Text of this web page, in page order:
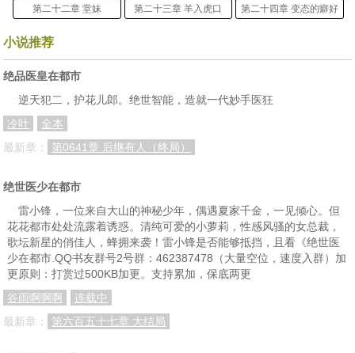
第二十二章 堂妹 第二十三章 羊入虎口 第二十四章 变态的癖好
第三十一章 女飞贼 第三十二章 惹祸精 第三十三章 想跑？
第三十七章 为期三个月 第三十八章 被迫上岗
第四十章 “龙液”
第四十三章 返老还童 第四十四章 我很满意！ 第四十五章 单方面承认
第四十六章 中医科主任 第四十七章 私房钱 第四十八章 这车我买定了！
第四十九章 强买失败！ 第五十章 留哪只手？ 第五十一章 深夜诡异魅影
第五十二章 古怪病症
第五十五章 医人也医鬼 第五十六章 新办公室
小说推荐
绝品医皇在都市
逆天犯二，护花儿郎。绝世智能，造就一代妙手医狂
冷叶
全本
最新章：
第0641章 后继有人（终局）
绝世医少在都市
雷小锋，一位来自大山的神秘少年，偶遇夏家千金，一见倾心。但
花花都市处处流露着诱惑。清纯可爱的小萝莉，性感风骚的女总裁，
歌坛新星的俏佳人，蜂拥来袭！雷小锋是否能够抵挡，且看《绝世医
少在都市.QQ书友群号2号群：462387478（大量空位，速度入群）加
更原则：打赏过500KB加更。支持累加，保底两更
谷雨啊啊啊
连载中
最新章：
第六百五十七章 大结局